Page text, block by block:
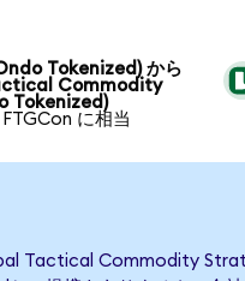
Tokenized) から
Commodity
Tokenized)
FTGCon に相当
Tactical Commodity